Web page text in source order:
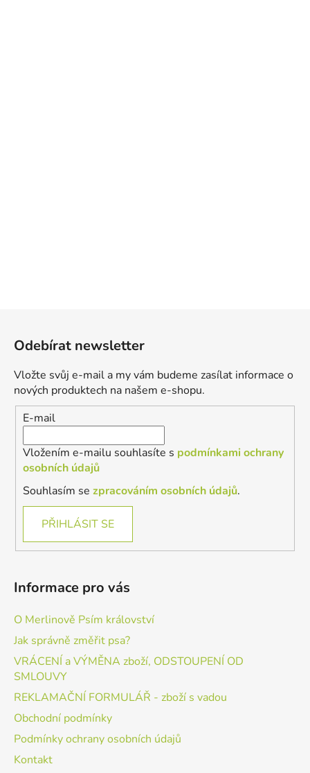
Odebírat newsletter
Vložte svůj e-mail a my vám budeme zasílat informace o
nových produktech na našem e-shopu.
E-mail
Vložením e-mailu souhlasíte s podmínkami ochrany
osobních údajů
Souhlasím se zpracováním osobních údajů.
PŘIHLÁSIT SE
Informace pro vás
O Merlinově Psím království
Jak správně změřit psa?
VRÁCENÍ a VÝMĚNA zboží, ODSTOUPENÍ OD
SMLOUVY
REKLAMAČNÍ FORMULÁŘ - zboží s vadou
Obchodní podmínky
Podmínky ochrany osobních údajů
Kontakt